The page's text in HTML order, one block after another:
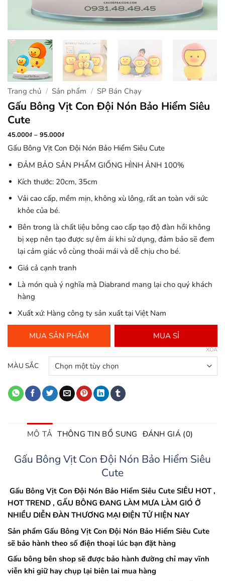
Trang chủ / Sản phẩm / SP Bán Chạy
Gấu Bông Vịt Con Đội Nón Bảo Hiểm Siêu
Cute
45.000₫ – 95.000₫Khoảng
từ
45.000₫
đến
95.000₫
Gấu Bông Vịt Con Đội Nón Bảo Hiểm Siêu Cute
ĐẢM BẢO SẢN PHẨM GIỐNG HÌNH ẢNH 100%
Kích thước: 20cm, 35cm
Vải cao cấp, mềm mịn, không xù lông, rất an toàn với sức
khỏe của bé.
Bên trong là chất liệu bông cao cấp tạo độ đàn hồi không
bị xẹp nên tạo được sự êm ái khi sử dụng, đảm bảo sẽ đem
lại cảm giác vô cùng thoải mái và dễ chịu cho bé.
Giá cả cạnh tranh
Là món quà ý nghĩa mà Diabrand mang lại cho quý khách
hàng
Xuất xứ: Hàng công ty sản xuất tại Việt Nam
MUA SẢN PHẨM MUA SỈ
MÀU SẮC
XÓA
MÔ TẢ THÔNG TIN BỔ SUNG ĐÁNH GIÁ (0)
Gấu Bông Vịt Con Đội Nón Bảo Hiểm Siêu
Cute
Gấu Bông Vịt Con Đội Nón Bảo Hiểm Siêu Cute SIÊU HOT ,
HOT TREND , GẤU BÔNG ĐANG LÀM MƯA LÀM GIÓ Ở
NHIỀU DIỄN ĐÀN THƯƠNG MẠI ĐIỆN TỬ HIỆN NAY
Sản phẩm Gấu Bông Vịt Con Đội Nón Bảo Hiểm Siêu Cute
sẽ bảo hành theo số điện thoại lúc bạn đặt hàng
Gấu bông bên shop sẽ được bảo hành đường chỉ may vĩnh
viễn khi giữ hay chụp lại biên lai mua hàng